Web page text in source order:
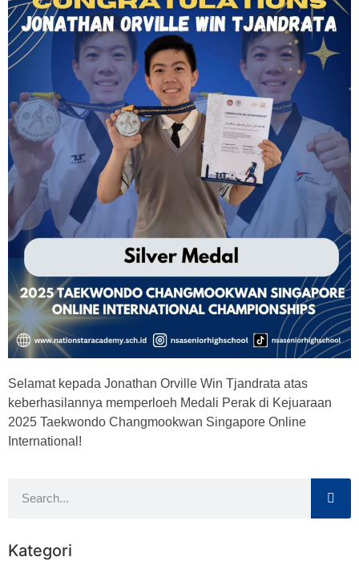
Selamat kepada Jonathan Orville Win Tjandrata atas
keberhasilannya memperloeh Medali Perak di Kejuaraan
2025 Taekwondo Changmookwan Singapore Online
International!
Kategori